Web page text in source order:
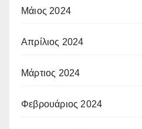
Μάιος 2024
Απρίλιος 2024
Μάρτιος 2024
Φεβρουάριος 2024